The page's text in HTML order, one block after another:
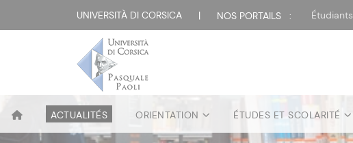
UNIVERSITÀ DI CORSICA | NOS PORTAILS : Étudiants
ACTUALITÉS ORIENTATION ÉTUDES ET SCOLARITÉ